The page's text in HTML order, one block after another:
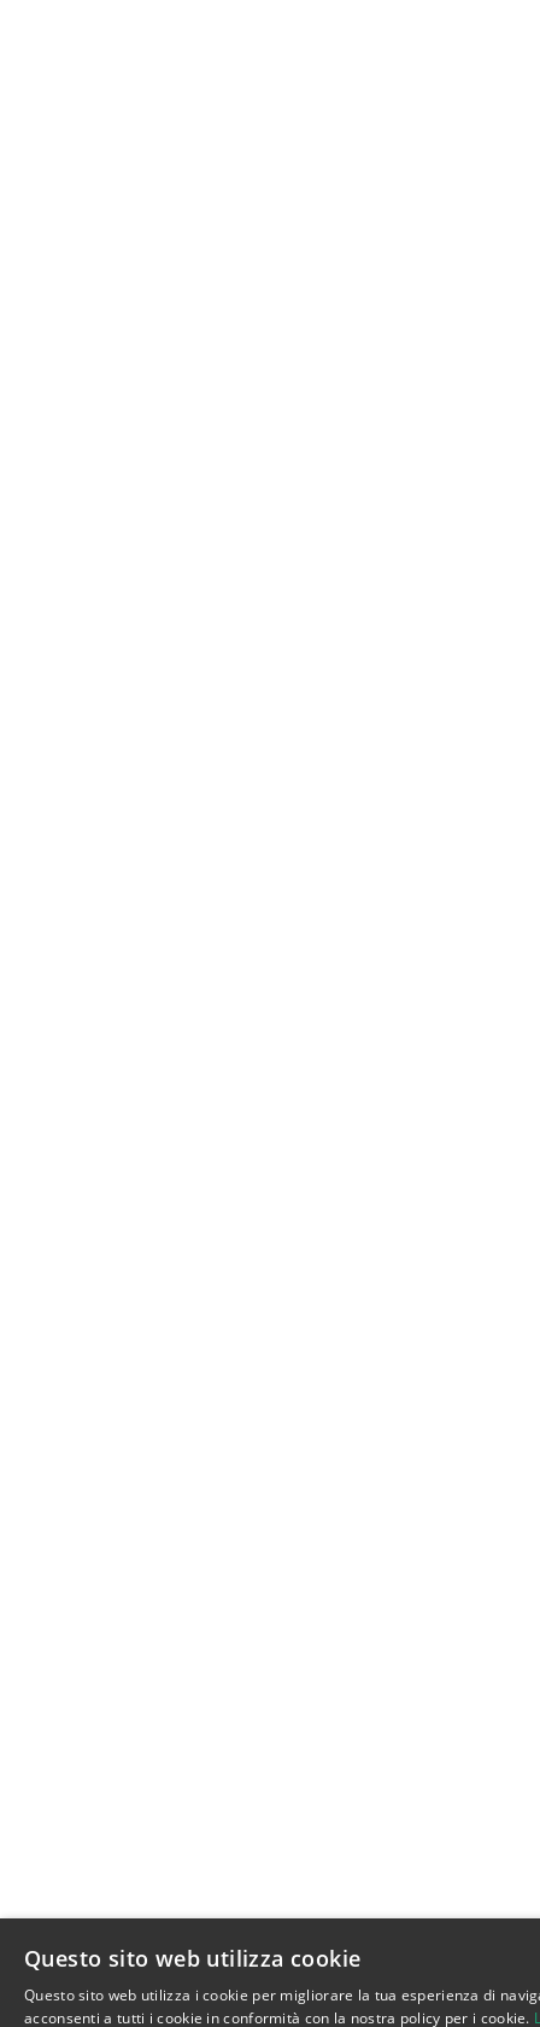
Questo sito web utilizza cookie
Questo sito web utilizza i cookie per migliorare la tua esperienza di
acconsenti a tutti i cookie in conformità con la nostra policy per i cookie.